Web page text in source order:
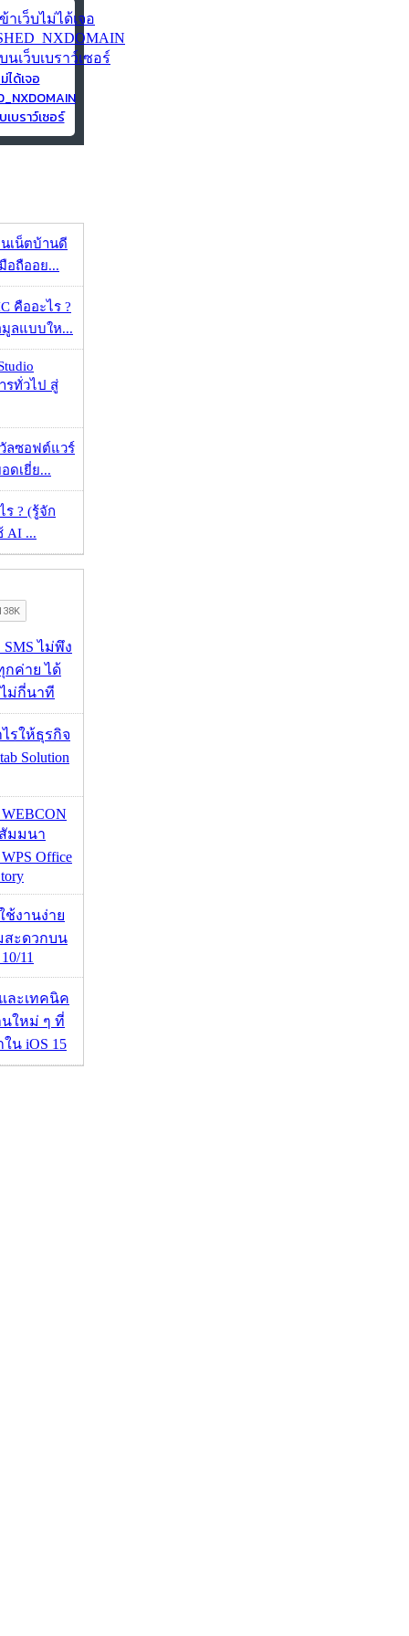
ได้เจอ
บราว์เซอร์
เน็ตบ้านดี
อถืออย...
คืออะไร ?
ลแบบให...
รทั่วไป สู่
วัลซอฟต์แวร์
ดเยี่ย...
ร ? (รู้จัก
AI ...
ไม่พึง
กค่าย ได้
ม่กี่นาที
รให้ธุรกิจ
Solution
WEBCON
มมนา
Office
ช้งานง่าย
สะดวกบน
11
ละเทคนิค
ใหม่ ๆ ที่
น iOS 15